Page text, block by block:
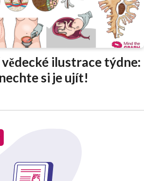
ilustrace týdne:
si je ujít!